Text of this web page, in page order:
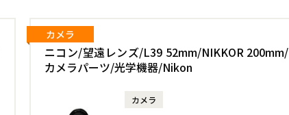
ニコン/望遠レンズ/L39 52mm/NIKKOR 200mm/
カメラパーツ/光学機器/Nikon
カメラ
カメラ